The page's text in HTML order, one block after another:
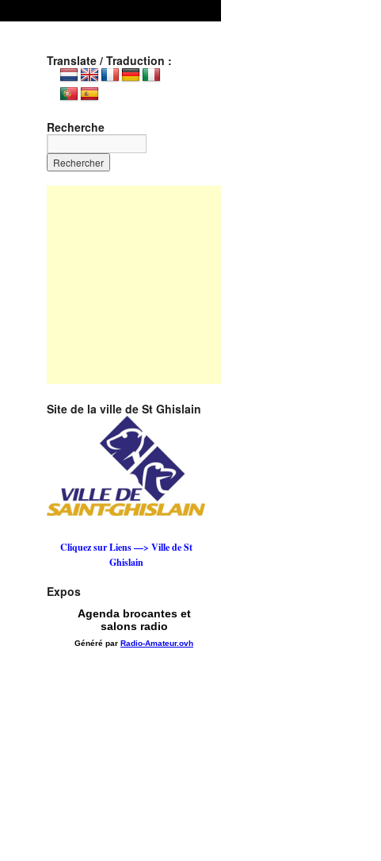
Translate / Traduction :
Recherche
Site de la ville de St Ghislain
Cliquez sur Liens —> Ville de St
Ghislain
Expos